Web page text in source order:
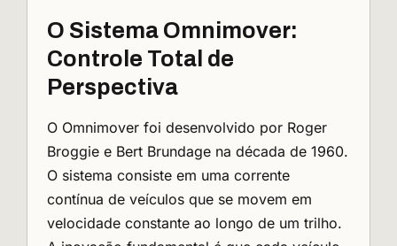
O Sistema Omnimover:
Controle Total de
Perspectiva
O Omnimover foi desenvolvido por Roger
Broggie e Bert Brundage na década de 1960.
O sistema consiste em uma corrente
contínua de veículos que se movem em
velocidade constante ao longo de um trilho.